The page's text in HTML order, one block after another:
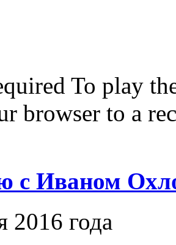
To play
browser to a
с Иваном
2016 года